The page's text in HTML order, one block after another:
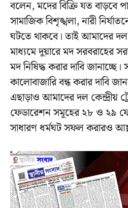
বলেন, মদের বিক্রি যত বাড়বে
সামাজিক বিশৃঙ্খলা, নারী
ঘটতে থাকবে। তাই আমাদের দল
মাধ্যমে দুয়ারে মদ সরবরাহের
মদ নিষিদ্ধ করার দাবি
কালোবাজারি বন্ধ করার দাবি
এছাড়াও আমাদের দল কেন্দ্রীয়
ফেডারেশন সমূহের ২৮ ও ২৯
সাধারণ ধর্মঘট সফল করারও